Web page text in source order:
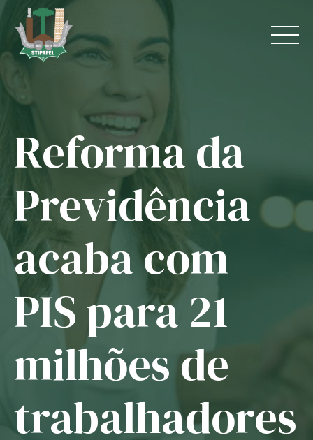
content
Home
Jurídico
Convênios
Notícias
Associe-se
Reforma da
Previdência
acaba com
PIS para 21
milhões de
trabalhadores